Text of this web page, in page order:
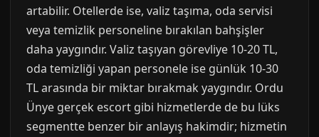
artabilir. Otellerde ise, valiz taşıma, oda servisi
veya temizlik personeline bırakılan bahşişler
daha yaygındır. Valiz taşıyan görevliye 10-20 TL,
oda temizliği yapan personele ise günlük 10-30
TL arasında bir miktar bırakmak yaygındır. Ordu
Ünye gerçek escort gibi hizmetlerde de bu lüks
segmentte benzer bir anlayış hakimdir; hizmetin